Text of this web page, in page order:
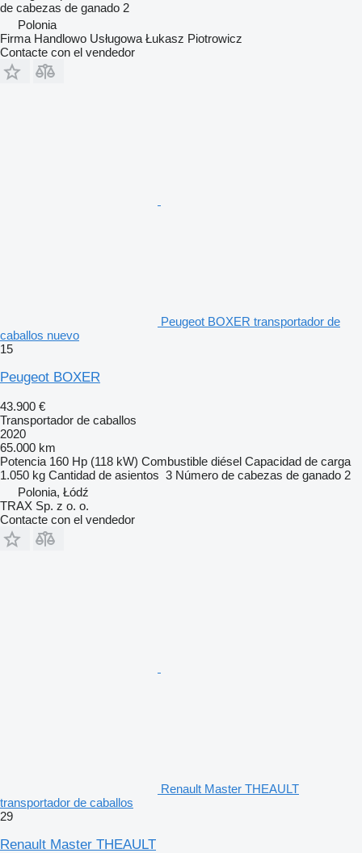
de cabezas de ganado 2
Polonia
Firma Handlowo Usługowa Łukasz Piotrowicz
Contacte con el vendedor
Peugeot BOXER transportador de
caballos nuevo
15
Peugeot BOXER
43.900 €
Transportador de caballos
2020
65.000 km
Potencia 160 Hp (118 kW) Combustible diésel Capacidad de carga
1.050 kg Cantidad de asientos 3 Número de cabezas de ganado 2
Polonia, Łódź
TRAX Sp. z o. o.
Contacte con el vendedor
Renault Master THEAULT
transportador de caballos
29
Renault Master THEAULT